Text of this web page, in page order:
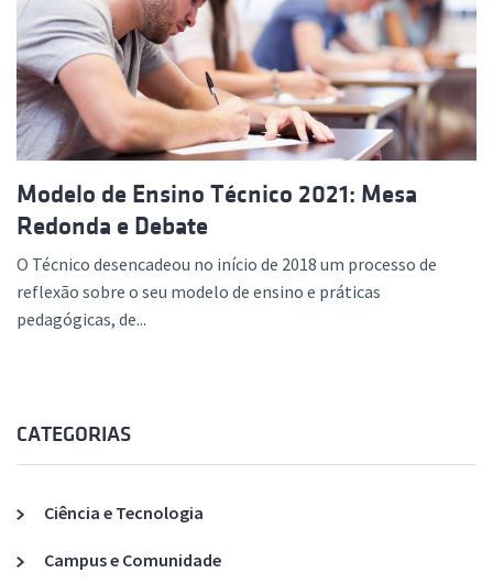
Modelo de Ensino Técnico 2021: Mesa
Redonda e Debate
O Técnico desencadeou no início de 2018 um processo de
reflexão sobre o seu modelo de ensino e práticas
pedagógicas, de...
CATEGORIAS
Ciência e Tecnologia
Campus e Comunidade